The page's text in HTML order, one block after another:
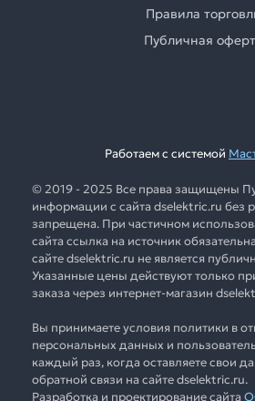
Правила
Публичная
Работаем с системой
© 2019 - 2025 Все права защищены
информации с сайта dselektric.ru без
запрещена. При частичном
сайта ссылка на источник
сайте dselektric.ru не является
Указанные цены действуют только
заказа через интернет-магазин
Вы принимаете условия политики в
персональных данных и
каждый раз, когда оставляете свои
обратной связи на сайте dselektric.ru.
Разработка и проектирование сайта